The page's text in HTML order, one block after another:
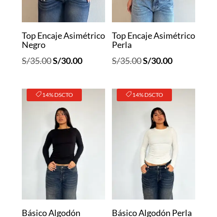
Top Encaje Asimétrico
Negro
S/35.00El
original
era:
S/35.00.
S/30.00El
actual
es:
Top Encaje Asimétrico
Perla
S/35.00El
original
era:
S/35.00.
S/30.00El
actual
14% DSCTO
Básico Algodón
14% DSCTO
Básico Algodón Perla